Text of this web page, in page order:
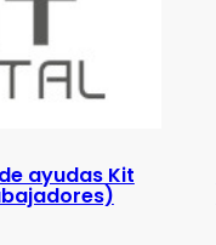
ayudas Kit